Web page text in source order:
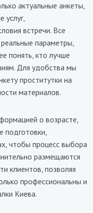
актуальные анкеты,
услуг,
встречи. Все
параметры,
понять, кто лучше
Для удобства мы
проститутки на
материалов.
о возрасте,
подготовки,
чтобы процесс выбора
размещаются
клиентов, позволяя
профессиональны и
Киева.